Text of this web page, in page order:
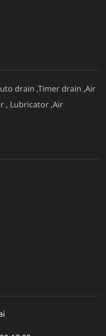
drain ,Timer drain ,Air
, Lubricator ,Air